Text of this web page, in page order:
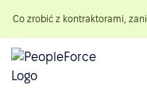
Co zrobić z kontraktorami,